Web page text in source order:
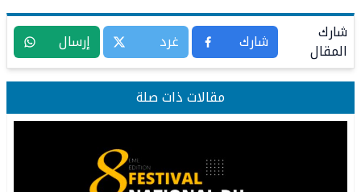
شارك
المقال شارك غرد إرسال
مقالات ذات صلة